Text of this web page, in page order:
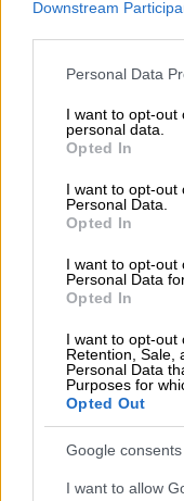
Downstream
Please note that this
not limited to your
grant or deny
use your data for
consent section.
Personal Data
I want to opt-out
personal data.
Opted In
I want to opt-out
Personal Data.
Opted In
I want to opt-out
Personal Data
Opted In
I want to opt-out
Retention, Sale,
Personal Data
Purposes for
Opted Out
Google consents
I want to allow
Αθλητισμός|
Champions
Ρεάλ
τηλεοπτικές
Ξεκάθαρο
Ρεάλ και η
πρώτα ματς επί
Κοπεγχάγης (1-3)